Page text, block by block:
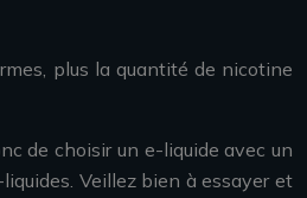
plus la quantité de nicotine
de choisir un e-liquide avec un
Veillez bien à essayer et